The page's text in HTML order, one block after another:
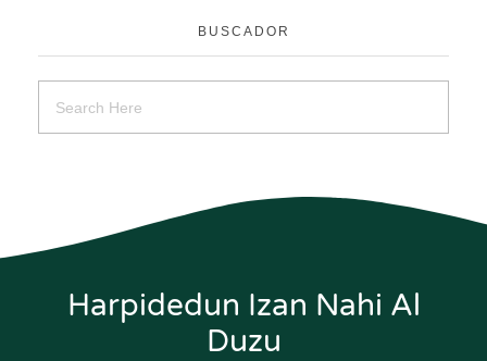
BUSCADOR
Harpidedun Izan Nahi Al
Duzu